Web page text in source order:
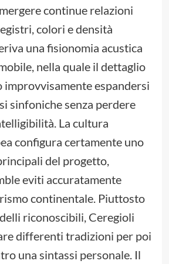
continue relazioni
colori e densità
una fisionomia acustica
nella quale il dettaglio
improvvisamente espandersi
sinfoniche senza perdere
La cultura
configura certamente uno
del progetto,
eviti accuratamente
continentale. Piuttosto
riconoscibili, Ceregioli
differenti tradizioni per poi
una sintassi personale. Il